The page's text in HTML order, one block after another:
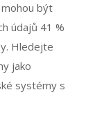
být
údajů 41 %
Hledejte
jako
systémy s